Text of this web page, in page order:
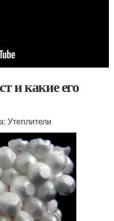
и какие его
Утеплители